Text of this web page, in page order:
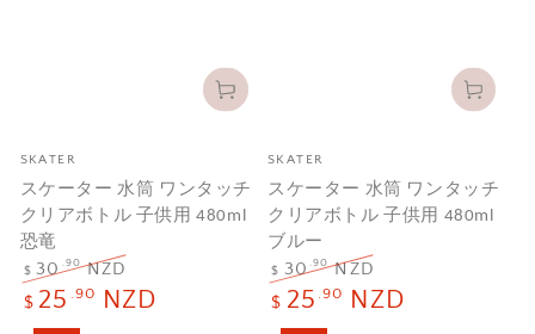
メ
ー
カ
ー
SKATER
スケーター 水筒 ワンタッチ
クリアボトル 子供用 480ml
恐竜
定
$ 30.90NZD
セ
$ 25 .90 NZD
メ
ー
カ
ー
SKATER
スケーター 水筒 ワンタッチ
クリアボトル 子供用 480ml
ブルー
定
$ 30.90NZD
セ
$ 25 .90 NZD